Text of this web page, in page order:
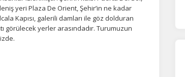
belirleyin.
bir web deneyimi sunmak için bazı bilgileri tarayıcınızda
yurt içi ve yurt dışındaki hizmet sağlayıcılarla paylaşabiliriz. Buna
ancak bu durumda sitemiz umduğumuz gibi çalışmaya
yeri Plaza De Orient, Şehir’in ne kadar
Kapısı, galerili damları ile göz dolduran
görülecek yerler arasındadır. Turumuzun